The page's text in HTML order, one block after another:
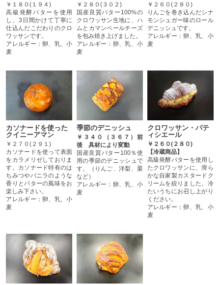
￥１８０(１９４)
高級発酵バターを使用
し、3日間かけて丁寧に
仕込んだこだわりのクロ
ワッサンです。
アレルギー：卵、乳、小
麦
￥２８０(３０２)
国産良質バター100%の
クロワッサン生地に、ハ
ムとカマンベールチーズ
を包み焼き上げました。
アレルギー：卵、乳、小
麦
￥２６０(２８０)
りんごを巻き込んだシナ
モンシュガー味のロール
デニッシュです。
アレルギー：卵、乳、小
麦
カソナードを使った
クイニーアマン
￥２７０(２９１)
カソナードを使って表面
をカラメリゼしておりま
す。カソナード特有のは
ちみつやバニラのような
香りとバターの風味をお
楽しみ下さい。
アレルギー：卵、乳、小
麦
季節のデニッシュ
￥３４０（３６７）前
後 具材により変動
国産良質バター100％使
用の季節のデニッシュで
す。（りんご、洋梨、栗
など）
アレルギー：卵、乳、小
麦
クロワッサン・パテ
ィシエール
￥２６０(２８０)
【冷蔵商品】
高級発酵バターを使用し
たクロワッサンに、滑ら
かな自家製カスタードク
リームを絞りました。冷
たいうちにお召し上がり
ください。
アレルギー：卵、乳、小
麦